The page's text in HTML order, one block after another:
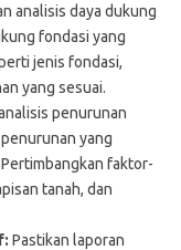
analisis daya dukung
fondasi yang
jenis fondasi,
yang sesuai.
penurunan
yang
faktor-
tanah, dan
Pastikan laporan